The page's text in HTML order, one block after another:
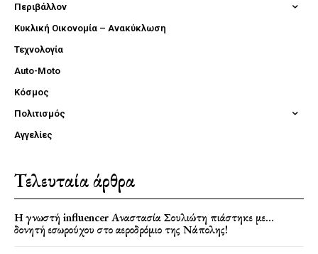
Περιβάλλον
Κυκλική Οικονομία – Ανακύκλωση
Τεχνολογία
Auto-Moto
Κόσμος
Πολιτισμός
Αγγελίες
Τελευταία άρθρα
Η γνωστή influencer Αναστασία Σουλιώτη πιάστηκε με…
δονητή εσωρούχου στο αεροδρόμιο της Νάπολης!